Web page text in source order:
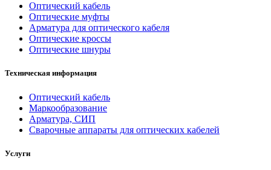
Оптический кабель
Оптические муфты
Арматура для оптического кабеля
Оптические кроссы
Оптические шнуры
Техническая информация
Оптический кабель
Маркообразование
Арматура, СИП
Сварочные аппараты для оптических кабелей
Услуги